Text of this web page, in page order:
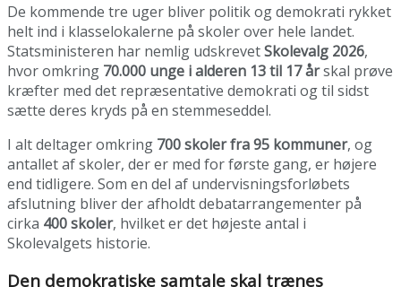
De kommende tre uger bliver politik og demokrati rykket
helt ind i klasselokalerne på skoler over hele landet.
Statsministeren har nemlig udskrevetSkolevalg 2026,
hvor omkring 70.000 unge i alderen 13 til 17 årskal prøve
kræfter med det repræsentative demokrati og til sidst
sætte deres kryds på en stemmeseddel.
I alt deltager omkring 700 skoler fra 95 kommuner, og
antallet af skoler, der er med for første gang, er højere
end tidligere. Som en del af undervisningsforløbets
afslutning bliver der afholdt debatarrangementer på
cirka 400 skoler, hvilket er det højeste antal i
Skolevalgets historie.
Den demokratiske samtale skal trænes